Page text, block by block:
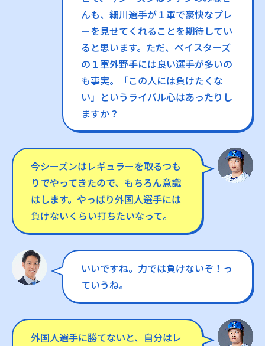
んも、細川選手が１軍で豪快なプレ
ーを見せてくれることを期待してい
ると思います。ただ、ベイスターズ
の１軍外野手には良い選手が多いの
も事実。「この人には負けたくな
い」というライバル心はあったりし
ますか？
今シーズンはレギュラーを取るつも
りでやってきたので、もちろん意識
はします。やっぱり外国人選手には
負けないくらい打ちたいなって。
いいですね。力では負けないぞ！っ
ていうね。
外国人選手に勝てないと、自分はレ